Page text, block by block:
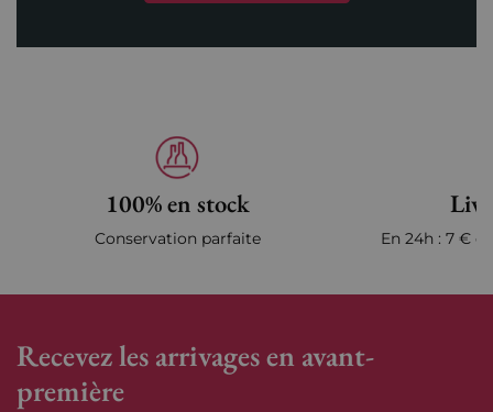
100% en stock
Conservation parfaite En 24h : 7 €
Recevez les arrivages en avant-
première